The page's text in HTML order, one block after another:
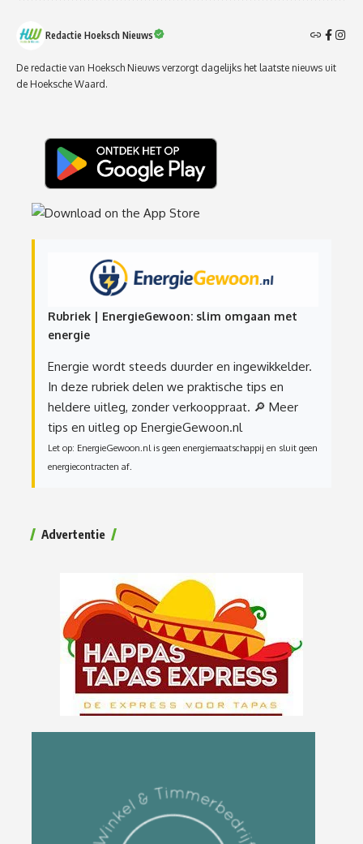
Redactie Hoeksch Nieuws
De redactie van Hoeksch Nieuws verzorgt dagelijks het laatste nieuws uit
de Hoeksche Waard.
Rubriek | EnergieGewoon: slim omgaan met
energie
Energie wordt steeds duurder en ingewikkelder.
In deze rubriek delen we praktische tips en
heldere uitleg, zonder verkooppraat. 🔎 Meer
tips en uitleg op EnergieGewoon.nl
Let op: EnergieGewoon.nl is geen energiemaatschappij en sluit geen
energiecontracten af.
Advertentie